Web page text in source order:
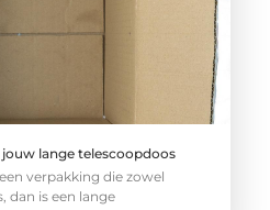
lange telescoopdoos
verpakking die zowel
dan is een lange